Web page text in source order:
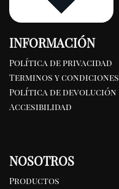
INFORMACIÓN
Política de privacidad
Terminos y condiciones
Política de devolución
Accesibilidad
NOSOTROS
Productos